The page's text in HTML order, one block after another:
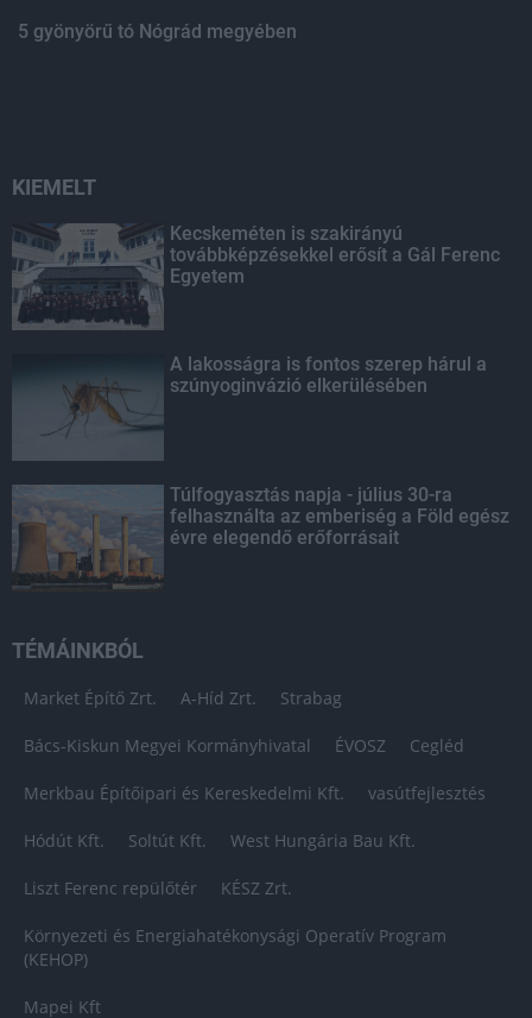
5 gyönyörű tó Nógrád megyében
KIEMELT
Kecskeméten is szakirányú
továbbképzésekkel erősít a Gál Ferenc
Egyetem
A lakosságra is fontos szerep hárul a
szúnyoginvázió elkerülésében
Túlfogyasztás napja - július 30-ra
felhasználta az emberiség a Föld egész
évre elegendő erőforrásait
TÉMÁINKBÓL
Market Építő Zrt. A-Híd Zrt. Strabag
Bács-Kiskun Megyei Kormányhivatal ÉVOSZ Cegléd
Merkbau Építőipari és Kereskedelmi Kft. vasútfejlesztés
Hódút Kft. Soltút Kft. West Hungária Bau Kft.
Liszt Ferenc repülőtér KÉSZ Zrt.
Környezeti és Energiahatékonysági Operatív Program
(KEHOP)
Mapei Kft